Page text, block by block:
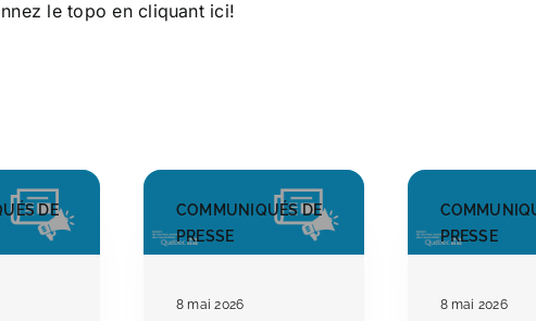
le topo en cliquant ici!
DE
COMMUNIQUÉS DE
PRESSE
8 mai 2026
PRESSE
8 mai 2026